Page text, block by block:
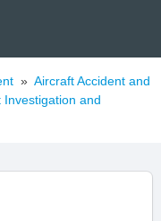
» Aircraft Accident and
Investigation and